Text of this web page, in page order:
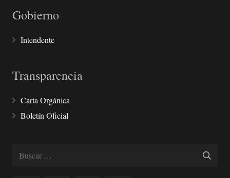
Gobierno
Intendente
Transparencia
Carta Orgánica
Boletín Oficial
Buscar: